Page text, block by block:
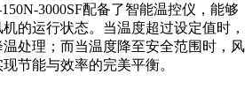
150N-3000SF配备了智能温控仪，能够
的运行状态。当温度超过设定值时，
处理；而当温度降至安全范围时，风
节能与效率的完美平衡。